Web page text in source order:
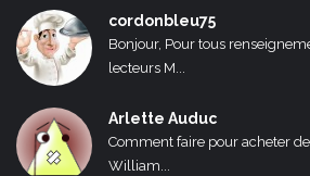
cordonbleu75
Bonjour, Pour tous
lecteurs M...
Arlette Auduc
Comment faire pour acheter
William...